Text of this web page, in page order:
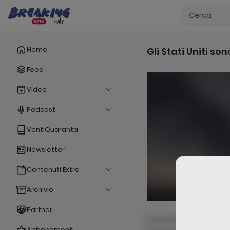
Home
Feed
Video
Podcast
VentiQuaranta
Newsletter
Contenuti Extra
Archivio
Partner
Gli Stati Uniti
per porta facilisi